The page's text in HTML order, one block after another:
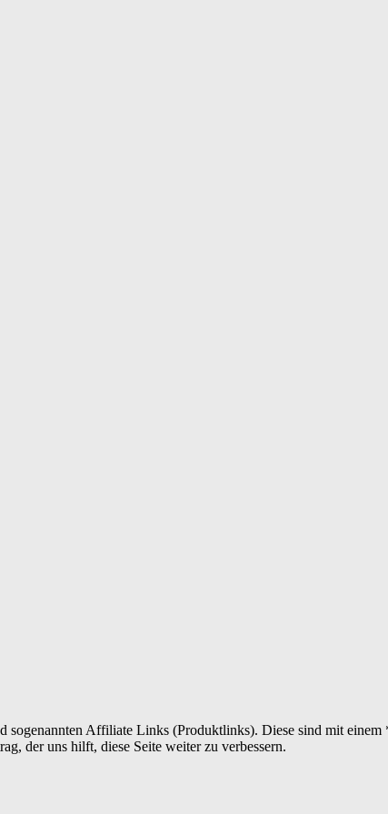
sogenannten Affiliate Links (Produktlinks). Diese sind mit
der uns hilft, diese Seite weiter zu verbessern.